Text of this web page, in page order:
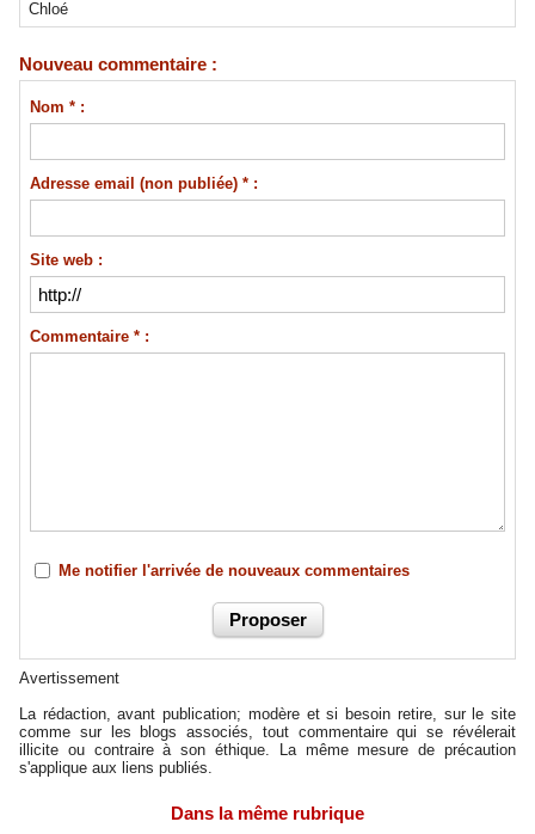
Chloé
Nouveau commentaire :
Nom * :
Adresse email (non publiée) * :
Site web :
Commentaire * :
Me notifier l'arrivée de nouveaux commentaires
Avertissement
La rédaction, avant publication; modère et si besoin retire, sur le site
comme sur les blogs associés, tout commentaire qui se révélerait
illicite ou contraire à son éthique. La même mesure de précaution
s'applique aux liens publiés.
Dans la même rubrique